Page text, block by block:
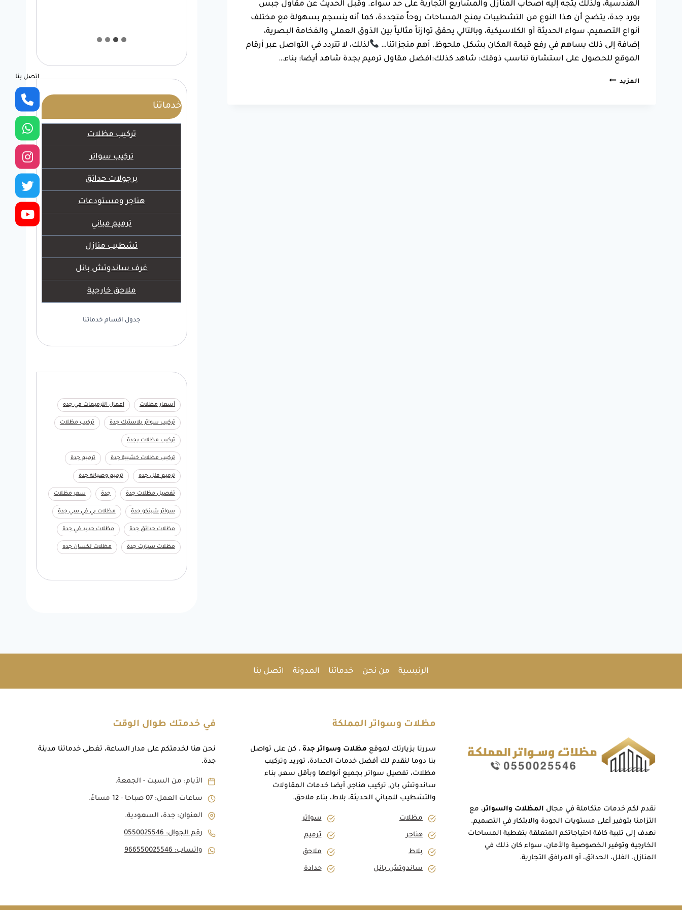
الهندسية، ولذلك يتجه إليه أصحاب المنازل والمشاريع التجارية على حد سواء. وقبل الحديث عن مقاول جبس
بورد جدة، يتضح أن هذا النوع من التشطيبات يمنح المساحات روحاً متجددة، كما أنه ينسجم بسهولة مع مختلف
أنواع التصميم، سواء الحديثة أو الكلاسيكية، وبالتالي يحقق توازناً مثالياً بين الذوق العملي والفخامة البصرية،
إضافة إلى ذلك يساهم في رفع قيمة المكان بشكل ملحوظ. أهم منجزاتنا…
لذلك، لا تتردد في التواصل عبر أرقام
الموقع للحصول على استشارة تناسب ذوقك: شاهد كذلك:افضل مقاول ترميم بجدة شاهد أيضا: بناء…
المزيد تشطيب
خدماتنا
تركيب مظلات
تركيب سواتر
برجولات حدائق
هناجر ومستودعات
ترميم مباني
تشطيب منازل
غرف ساندوتش بانل
ملاحق خارجية
جدول اقسام خدماتنا
أسعار مظلات اعمال الترميمات في جده
تركيب سواتر بلاستيك جدة تركيب مظلات
تركيب مظلات بجدة
تركيب مظلات خشبية جدة ترميم جدة
ترميم فلل جده ترميم وصيانة جدة
تفصيل مظلات جدة جدة سعر مظلات
سواتر شينكو جدة مظلات بي في سي جدة
مظلات حدائق جدة مظلات حديد في جدة
مظلات سيارت جدة مظلات لكسان جده
الرئيسية من نحن خدماتنا المدونة اتصل بنا
نقدم لكم خدمات متكاملة في مجال المظلات والسواتر، مع
التزامنا بتوفير أعلى مستويات الجودة والابتكار في التصميم.
نهدف إلى تلبية كافة احتياجاتكم المتعلقة بتغطية المساحات
الخارجية وتوفير الخصوصية والأمان، سواء كان ذلك في
المنازل، الفلل، الحدائق، أو المرافق التجارية.
مظلات وسواتر المملكة
سررنا بزيارتك لموقع مظلات وسواتر جدة ، كن على تواصل
بنا دوما لنقدم لك أفضل خدمات الحدادة، توريد وتركيب
مظلات، تفصيل سواتر بجميع أنواعها وبأقل سعر, بناء
ساندوتش بان, تركيب هناجر, أيضا خدمات المقاولات
والتشطيب للمباني الحديثة، بلاط، بناء ملاحق.
مظلات سواتر
هناجر ترميم
بلاط ملاحق
ساندوتش بانل حدادة
في خدمتك طوال الوقت
نحن هنا لخدمتكم على مدار الساعة، تغطي خدماتنا مدينة
جدة.
الأيام: من السبت - الجمعة.
ساعات العمل: 07 صباحا - 12 مساءً.
العنوان: جدة، السعودية.
رقم الجوال: 0550025546
واتساب: 966550025546
اتصل بنا